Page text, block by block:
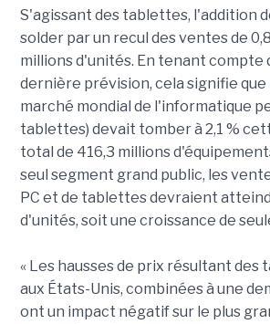
S'agissant des tablettes, l'addition
solder par un recul des ventes de
millions d'unités. En tenant compte
dernière prévision, cela signifie que
marché mondial de l'informatique
tablettes) devait tomber à 2,1 %
total de 416,3 millions
seul segment grand public, les
PC et de tablettes devraient
d'unités, soit une croissance de
« Les hausses de prix résultant des
aux États-Unis, combinées à une
ont un impact négatif sur le plus